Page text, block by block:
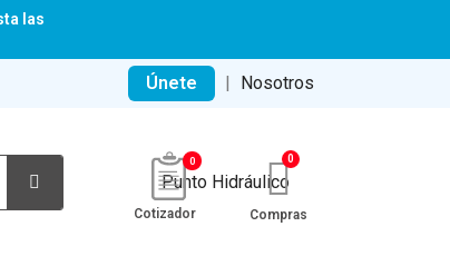
las
Únete | Nosotros
0
Cotizador Compras